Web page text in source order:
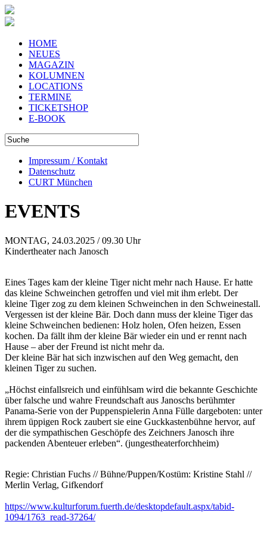
HOME
NEUES
MAGAZIN
KOLUMNEN
LOCATIONS
TERMINE
TICKETSHOP
E-BOOK
Impressum / Kontakt
Datenschutz
CURT München
EVENTS
MONTAG, 24.03.2025 / 09.30 Uhr
Kindertheater nach Janosch
Eines Tages kam der kleine Tiger nicht mehr nach Hause. Er hatte
das kleine Schweinchen getroffen und viel mit ihm erlebt. Der
kleine Tiger zog zu dem kleinen Schweinchen in den Schweinestall.
Vergessen ist der kleine Bär. Doch dann muss der kleine Tiger das
kleine Schweinchen bedienen: Holz holen, Ofen heizen, Essen
kochen. Da fällt ihm der kleine Bär wieder ein und er rennt nach
Hause – aber der Freund ist nicht mehr da.
Der kleine Bär hat sich inzwischen auf den Weg gemacht, den
kleinen Tiger zu suchen.
„Höchst einfallsreich und einfühlsam wird die bekannte Geschichte
über falsche und wahre Freundschaft aus Janoschs berühmter
Panama-Serie von der Puppenspielerin Anna Fülle dargeboten: unter
ihrem üppigen Rock zaubert sie eine Guckkastenbühne hervor, auf
der die sympathischen Geschöpfe des Zeichners Janosch ihre
packenden Abenteuer erleben“. (jungestheaterforchheim)
Regie: Christian Fuchs // Bühne/Puppen/Kostüm: Kristine Stahl //
Merlin Verlag, Gifkendorf
https://www.kulturforum.fuerth.de/desktopdefault.aspx/tabid-
1094/1763_read-37264/